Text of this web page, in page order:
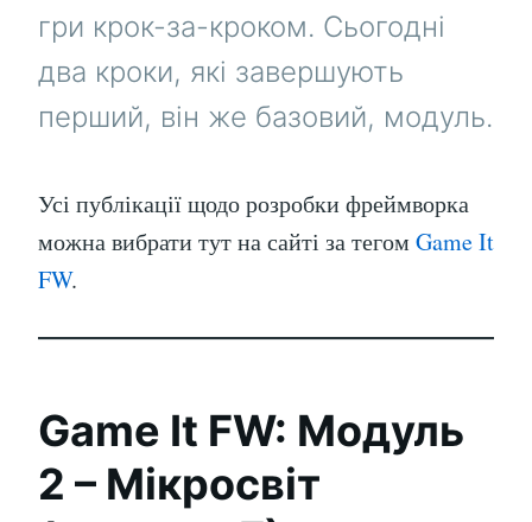
гри крок-за-кроком. Сьогодні
два кроки, які завершують
перший, він же базовий, модуль.
Усі публікації щодо розробки фреймворка
можна вибрати тут на сайті за тегом Game It
FW.
Game It FW: Модуль
2 – Мікросвіт